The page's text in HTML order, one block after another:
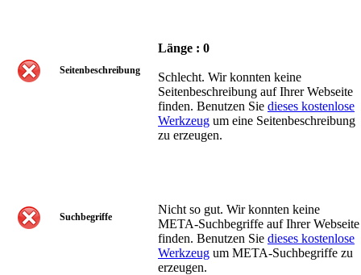
Seitenbeschreibung
Länge : 0
Schlecht. Wir konnten keine
Seitenbeschreibung auf Ihrer Webseite
finden. Benutzen Sie dieses kostenlose
Werkzeug um eine Seitenbeschreibung
zu erzeugen.
Suchbegriffe
Nicht so gut. Wir konnten keine
META-Suchbegriffe auf Ihrer Webseite
finden. Benutzen Sie dieses kostenlose
Werkzeug um META-Suchbegriffe zu
erzeugen.